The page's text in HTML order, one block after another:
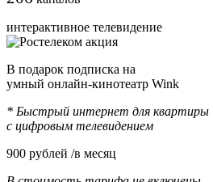
интерактивное телевидение
В подарок подписка на
умный онлайн-кинотеатр Wink
* Быстрый интернет для квартиры
с цифровым телевидением
900 рублей /в месяц